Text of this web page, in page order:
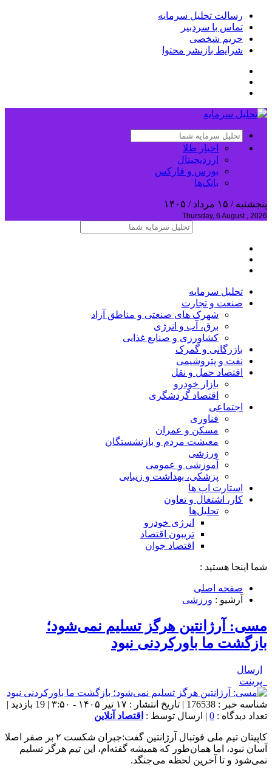
رسالت تحلیل سرمایه
تماس با سردبیر
حریم شخصی
شرایط بازنشر محتوا
اخبار طلا
ارزدیجیتال
بورس و فارکس
بانک‌ها
پنجشنبه / ۱۵ مرداد / ۱۴۰۵
Thursday, 6 August , 2026
تحلیل‌ سرمایه
صنعت و تجارت
شهرک های صنعتی و مناطق آزاد
برق، آب و انرژی
کشاورزی و صنایع غذایی
بازرگانی و گمرک
نفت و پتروشیمی
اقتصاد حمل و نقل
بازار خودرو
اقتصاد گردشگری
اجتماعی
فناوری
مسکن و عمران
معیشت مردم و بازنشستگان
ورزشی
آموزشی و عمومی
پزشکی، بهداشت و زیبایی
استارت اپ ها
کار، اشتغال و تعاون
تحلیل‌ها
انرژی خودرو
تریبون اقتصاد
اقتصاد جوان
شما اینجا هستید :
صفحه اصلی
آرشیو : ورزشی
مسی: آرژانتین هرگز تسلیم نمی‌شود؛
بازگشت ما باورکردنی نبود
ارسال
پرینت
شناسه خبر : 176538 | تاریخ انتشار : ۱۷ تیر ۱۴۰۵ - ۳:۵۰ | 19 بازدید |
تعداد دیدگاه : 0 | ارسال توسط : اقتصاد آنلاین
کاپیتان تیم ملی فوتبال آرژانتین گفت:جبران شکست ۲ بر صفر اصلا
آسان نبود، اما همان‌طور که همیشه گفته‌ام، این تیم هرگز تسلیم
نمی‌شود و تا آخرین لحظه می‌جنگد.